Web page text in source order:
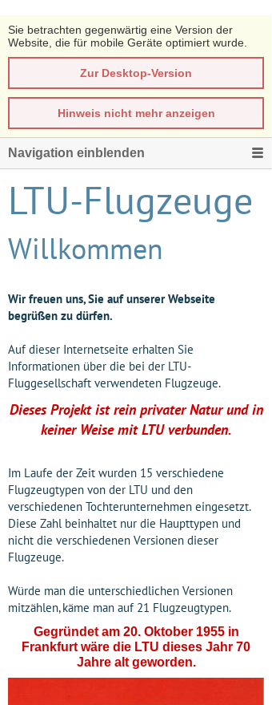
Sie betrachten gegenwärtig eine Version der
Website, die für mobile Geräte optimiert wurde.
Zur Desktop-Version
Hinweis nicht mehr anzeigen
Navigation einblenden
LTU-Flugzeuge
Willkommen
Wir freuen uns, Sie auf unserer Webseite
begrüßen zu dürfen.
Auf dieser Internetseite erhalten Sie
Informationen über die bei der LTU-
Fluggesellschaft verwendeten Flugzeuge.
Dieses Projekt ist rein privater Natur und in
keiner Weise mit LTU verbunden.
Im Laufe der Zeit wurden 15 verschiedene
Flugzeugtypen von der LTU und den
verschiedenen Tochterunternehmen eingesetzt.
Diese Zahl beinhaltet nur die Haupttypen und
nicht die verschiedenen Versionen dieser
Flugzeuge.
Würde man die unterschiedlichen Versionen
mitzählen, käme man auf 21 Flugzeugtypen.
Gegründet am 20. Oktober 1955 in
Frankfurt wäre die LTU dieses Jahr 70
Jahre alt geworden.